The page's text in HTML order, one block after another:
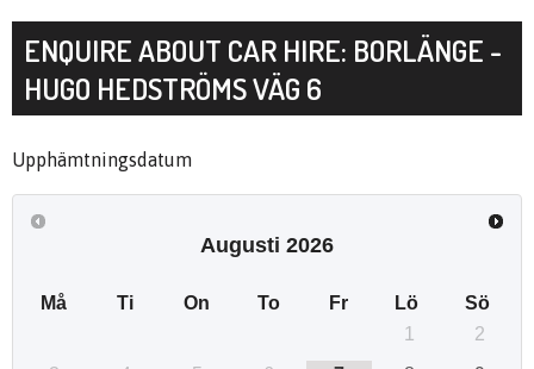
ENQUIRE ABOUT CAR HIRE: BORLÄNGE -
HUGO HEDSTRÖMS VÄG 6
Upphämtningsdatum
Augusti 2026
Må Ti On To Fr Lö
Sö
1
2